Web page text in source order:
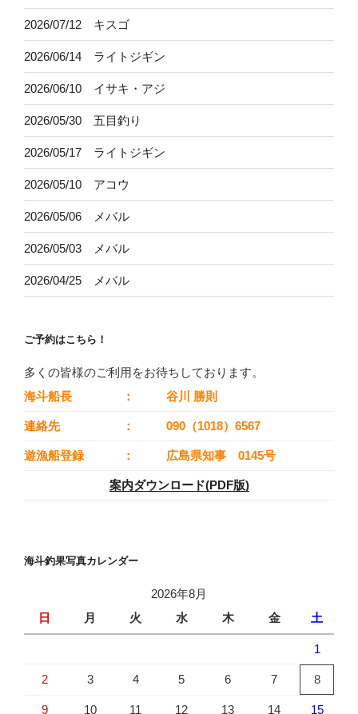
2026/07/12 キスゴ
2026/06/14 ライトジギン
2026/06/10 イサキ・アジ
2026/05/30 五目釣り
2026/05/17 ライトジギン
2026/05/10 アコウ
2026/05/06 メバル
2026/05/03 メバル
2026/04/25 メバル
ご予約はこちら！
多くの皆様のご利用をお待ちしております。
海斗船長
： 谷川 勝則
連絡先 ： 090（1018）6567
遊漁船登録 ： 広島県知事 0145号
案内ダウンロード(PDF版)
海斗釣果写真カレンダー
2026年8月
日
月 火 水 木 金 土
1
2 3 4 5 6 7 8
9 10 11 12 13 14 15